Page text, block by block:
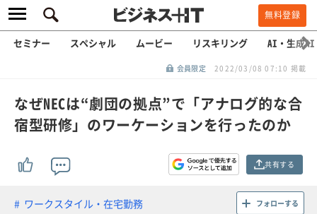
無料登録
セミナー スペシャル ムービー リスキリング AI・生成AI
会員限定 2022/03/08 07:10 掲載
なぜNECは“劇団の拠点”で「アナログ的な合
宿型研修」のワーケーションを行ったのか
共有する
ワークスタイル・在宅勤務 フォローする